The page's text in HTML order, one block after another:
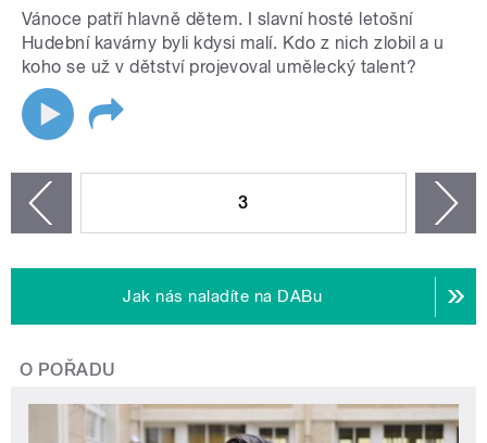
Vánoce patří hlavně dětem. I slavní hosté letošní
Hudební kavárny byli kdysi malí. Kdo z nich zlobil a u
koho se už v dětství projevoval umělecký talent?
3
Jak nás naladíte na DABu
O POŘADU